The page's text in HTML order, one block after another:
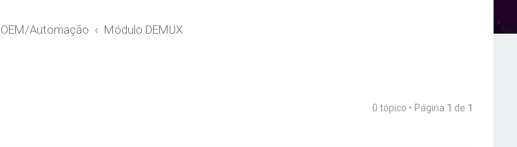
OEM/Automação Módulo DEMUX
0 tópico • Página 1 de 1